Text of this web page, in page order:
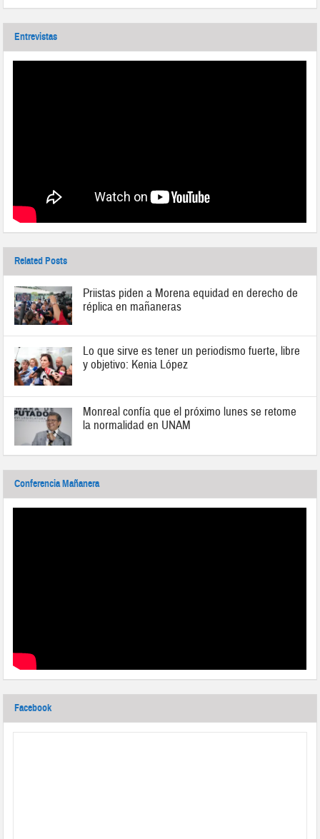
Entrevistas
Related Posts
Priistas piden a Morena equidad en derecho de
réplica en mañaneras
Lo que sirve es tener un periodismo fuerte, libre
y objetivo: Kenia López
Monreal confía que el próximo lunes se retome
la normalidad en UNAM
Conferencia Mañanera
Facebook